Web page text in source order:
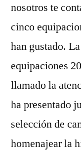
nosotros te
cinco
han gustado.
equipaciones
llamado la
ha presentado
selección de
homenajear la